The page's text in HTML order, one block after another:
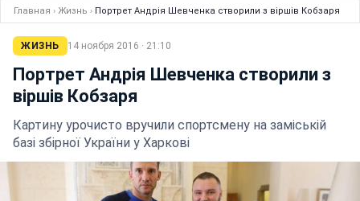
Главная › Жизнь › Портрет Андрія Шевченка створили з віршів Кобзаря
ЖИЗНЬ 14 ноября 2016 · 21:10
Портрет Андрія Шевченка створили з
віршів Кобзаря
Картину урочисто вручили спортсмену на заміській
базі збірної України у Харкові